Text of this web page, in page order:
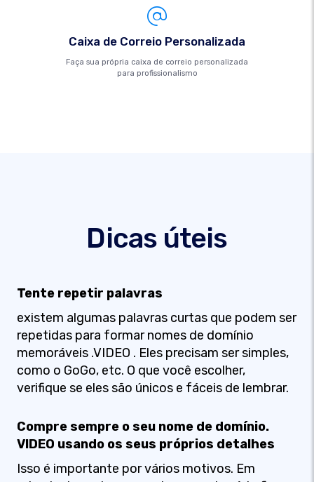
Caixa de Correio Personalizada
Faça sua própria caixa de correio personalizada
para profissionalismo
Dicas úteis
Tente repetir palavras
existem algumas palavras curtas que podem ser
repetidas para formar nomes de domínio
memoráveis .VIDEO . Eles precisam ser simples,
como o GoGo, etc. O que você escolher,
verifique se eles são únicos e fáceis de lembrar.
Compre sempre o seu nome de domínio.
VIDEO usando os seus próprios detalhes
Isso é importante por vários motivos. Em